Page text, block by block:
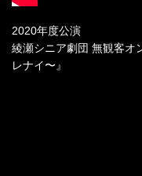
2020年度公演
綾瀬シニア劇団 無観客オ
レナイ〜』